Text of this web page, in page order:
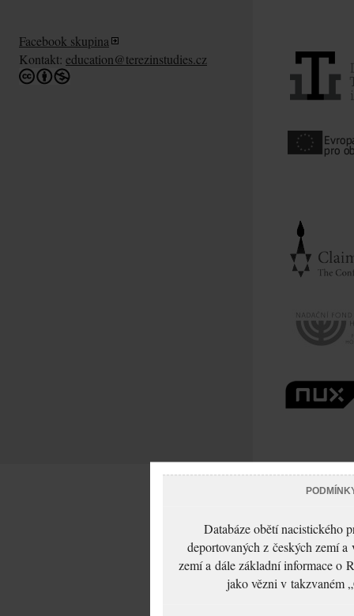
Facebook skupina
Kontakt: education@terezinstudies.cz
Databáze obětí nacistického
deportovaných z českých zemí
zemí a dále základní informace o
jako vězni v takzvaném